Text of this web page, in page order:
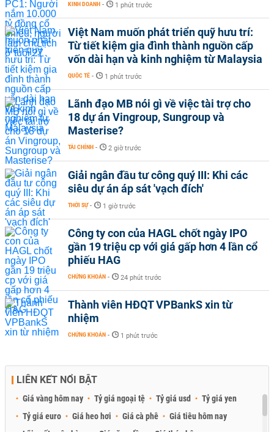
KINH DOANH - 1 phút trước
Việt Nam muốn phát triển quỹ hưu trí:
Từ tiết kiệm gia đình thành nguồn cấp
vốn dài hạn và kinh nghiệm từ Malaysia
QUỐC TẾ - 1 phút trước
Lãnh đạo MB nói gì về việc tài trợ cho
18 dự án Vingroup, Sungroup và
Masterise?
TÀI CHÍNH - 2 giờ trước
Giải ngân đầu tư công quý III: Khi các
siêu dự án áp sát 'vạch đích'
THỜI SỰ - 1 giờ trước
Công ty con của HAGL chốt ngày IPO
gần 19 triệu cp với giá gấp hơn 4 lần cổ
phiếu HAG
CHỨNG KHOÁN - 24 phút trước
Thành viên HĐQT VPBankS xin từ
nhiệm
CHỨNG KHOÁN - 1 phút trước
LIÊN KẾT NỔI BẬT
Giá vàng hôm nay Tỷ giá ngoại tệ Tỷ giá usd
Tỷ giá yen
Tỷ giá euro
Giá heo hơi Giá cà phê
Giá tiêu hôm nay